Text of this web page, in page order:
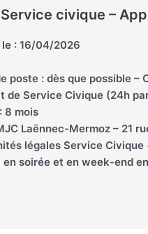
Service civique –
: 16/04/2026
poste : dès que possible
de Service Civique (24h
8 mois
Laënnec-Mermoz – 21
légales Service
en soirée et en week-end